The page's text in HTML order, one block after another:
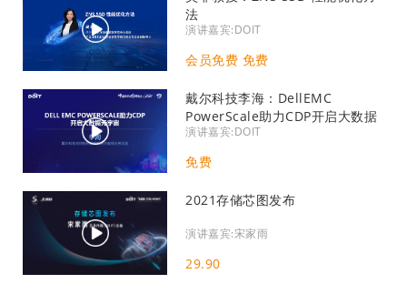
法
演讲嘉宾:DOIT
会员免费 免费
戴尔科技李海：DellEMC
PowerScale助力CDP开启大数据
元宇宙
演讲嘉宾:DOIT
免费
2021存储芯图发布
演讲嘉宾:宋家雨
29.90